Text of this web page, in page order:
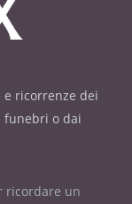
ricorrenze dei
funebri o dai
ricordare un